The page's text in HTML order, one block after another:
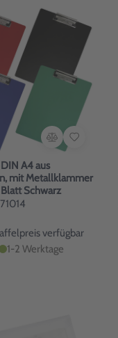
A4 aus
mit Metallklammer
Schwarz
verfügbar
1-2 Werktage